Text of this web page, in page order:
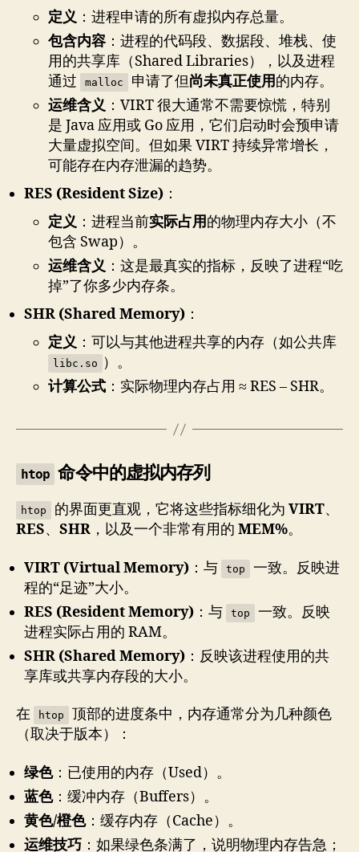
定义：进程申请的所有虚拟内存总量。
包含内容 ：进程的代码段、数据段、堆栈、使
用的共享库（Shared Libraries），以及进程
通过
malloc 申请了但尚未真正使用的内存。
运维含义：VIRT 很大通常不需要惊慌，特别
是 Java 应用或 Go 应用，它们启动时会预申请
大量虚拟空间。但如果 VIRT 持续异常增长，
可能存在内存泄漏的趋势。
RES (Resident Size) ：
定义：进程当前实际占用的物理内存大小（不
包含 Swap）。
运维含义：这是最真实的指标，反映了进程“吃
掉”了你多少内存条。
SHR (Shared Memory) ：
定义：可以与其他进程共享的内存（如公共库
libc.so
）。
计算公式 ：实际物理内存占用 ≈ RES – SHR。
htop 命令中的虚拟内存列
htop 的界面更直观，它将这些指标细化为 VIRT、
RES、 SHR ，以及一个非常有用的 MEM%。
VIRT (Virtual Memory) ：与 top
一致。反映进
程的“足迹”大小。
RES (Resident Memory) ：与 top
一致。反映
进程实际占用的 RAM。
SHR (Shared Memory) ：反映该进程使用的共
享库或共享内存段的大小。
在 htop
顶部的进度条中，内存通常分为几种颜色
（取决于版本）：
绿色：已使用的内存（Used）。
蓝色：缓冲内存（Buffers）。
黄色/橙色：缓存内存（Cache）。
运维技巧 ：如果绿色条满了，说明物理内存告急；